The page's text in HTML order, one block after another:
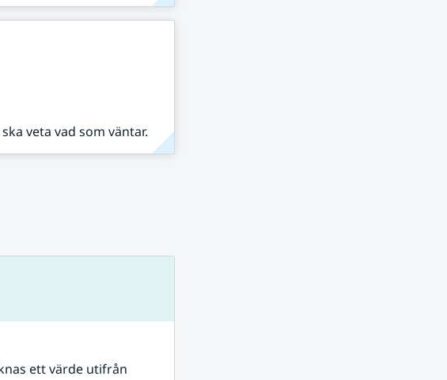
veta vad som väntar.
ett värde utifrån